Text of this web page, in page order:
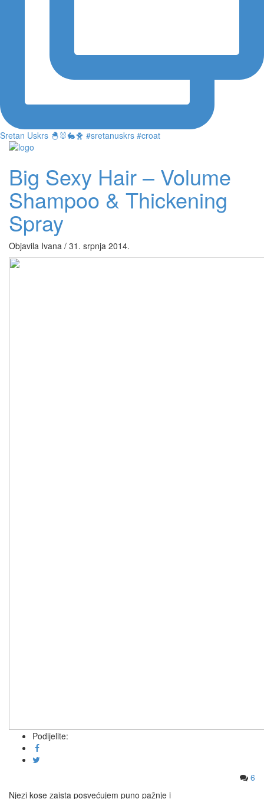
Sretan Uskrs 🐣🐰🐇🐥 #sretanuskrs #croat
Big Sexy Hair – Volume
Shampoo & Thickening
Spray
Objavila Ivana / 31. srpnja 2014.
Podijelite:
6
Njezi kose zaista posvećujem puno pažnje i